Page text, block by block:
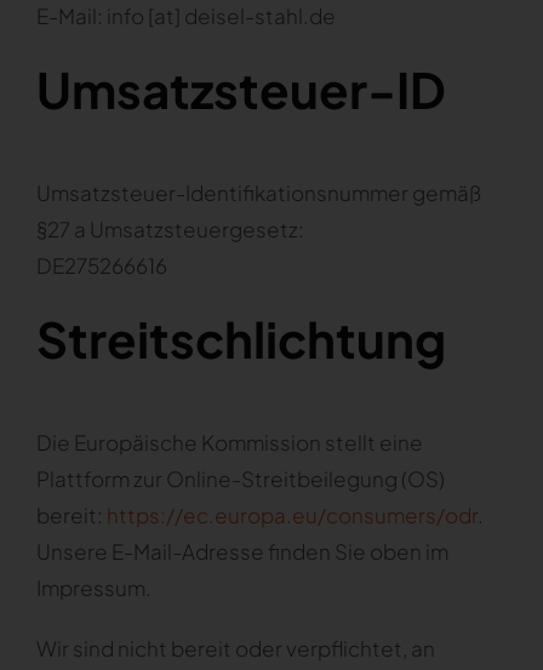
E-Mail: info [at] deisel-stahl.de
Umsatzsteuer-ID
Umsatzsteuer-Identifikationsnummer gemäß
§27 a Umsatzsteuergesetz:
DE275266616
Streitschlichtung
Die Europäische Kommission stellt eine
Plattform zur Online-Streitbeilegung (OS)
bereit: https://ec.europa.eu/consumers/odr.
Unsere E-Mail-Adresse finden Sie oben im
Impressum.
Wir sind nicht bereit oder verpflichtet, an